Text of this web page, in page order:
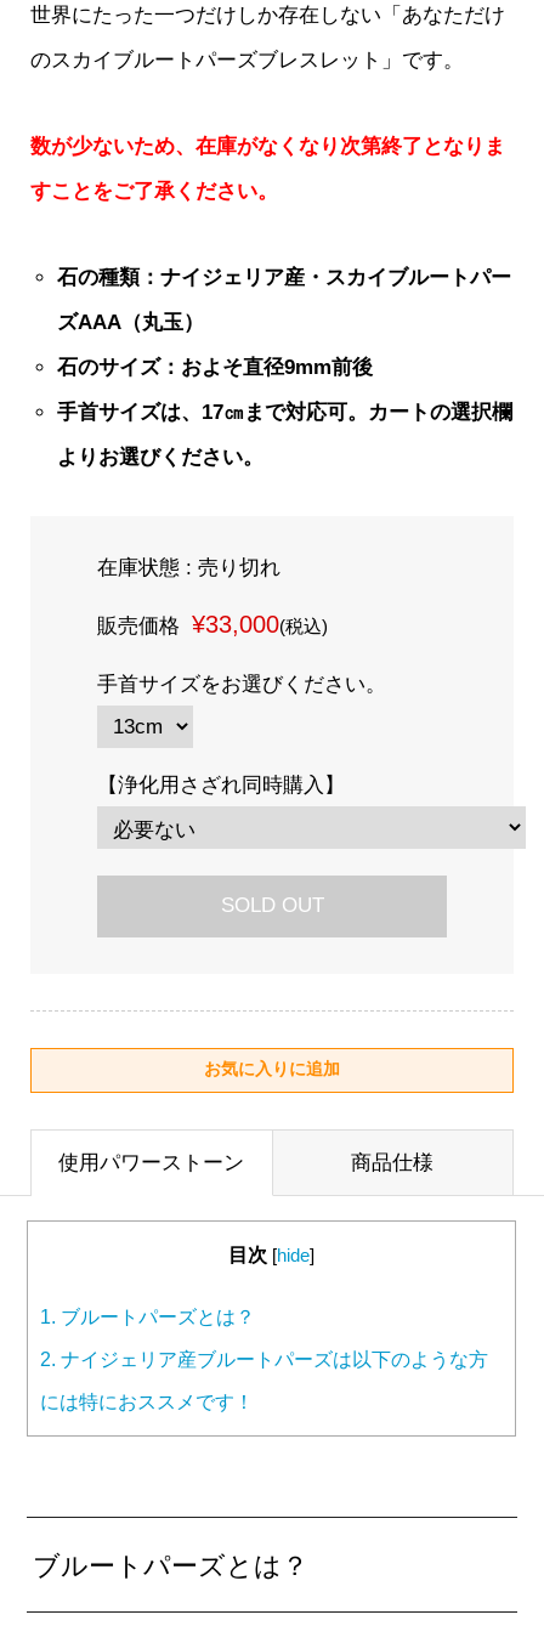
世界にたった一つだけしか存在しない「あなただけ
のスカイブルートパーズブレスレット」です。
数が少ないため、在庫がなくなり次第終了となりま
すことをご了承ください。
石の種類：ナイジェリア産・スカイブルートパー
ズAAA（丸玉）
石のサイズ：およそ直径9mm前後
手首サイズは、17㎝まで対応可。カートの選択欄
よりお選びください。
在庫状態 : 売り切れ
販売価格 ¥33,000(税込)
手首サイズをお選びください。
【浄化用さざれ同時購入】
SOLD OUT
使用パワーストーン 商品仕様
目次 [hide]
1. ブルートパーズとは？
2. ナイジェリア産ブルートパーズは以下のような方
には特におススメです！
ブルートパーズとは？